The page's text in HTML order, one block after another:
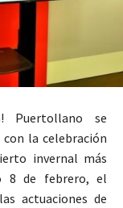
Puertollano se
la celebración
invernal más
8 de febrero, el
actuaciones de